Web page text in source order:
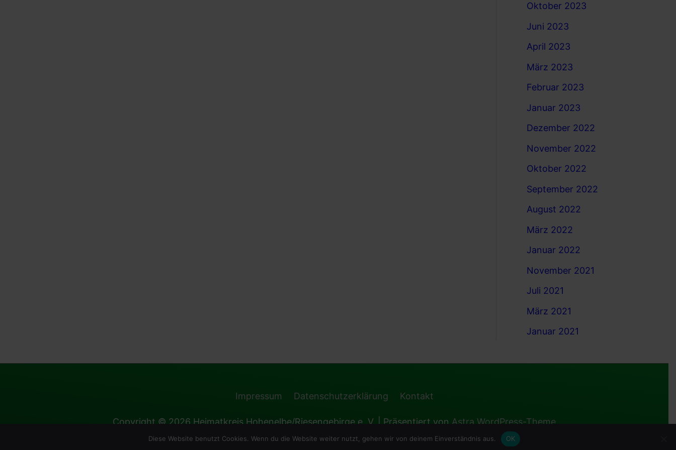
Oktober 2023
Juni 2023
April 2023
März 2023
Februar 2023
Januar 2023
Dezember 2022
November 2022
Oktober 2022
September 2022
August 2022
März 2022
Januar 2022
November 2021
Juli 2021
März 2021
Januar 2021
Impressum Datenschutzerklärung Kontakt
Copyright © 2026 Heimatkreis Hohenelbe/Riesengebirge e. V. | Präsentiert von Astra WordPress-Theme
Diese Website benutzt Cookies. Wenn du die Website weiter nutzt, gehen wir von deinem Einverständnis aus. OK